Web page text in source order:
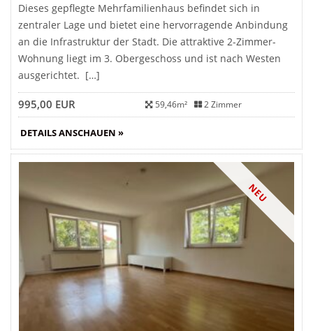
Dieses gepflegte Mehrfamilienhaus befindet sich in
zentraler Lage und bietet eine hervorragende Anbindung
an die Infrastruktur der Stadt. Die attraktive 2-Zimmer-
Wohnung liegt im 3. Obergeschoss und ist nach Westen
ausgerichtet. […]
995,00 EUR 59,46m² 2 Zimmer
DETAILS ANSCHAUEN »
NEU